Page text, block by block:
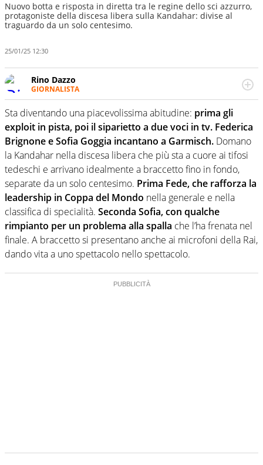
Nuovo botta e risposta in diretta tra le regine dello sci azzurro,
protagoniste della discesa libera sulla Kandahar: divise al
traguardo da un solo centesimo.
25/01/25 12:30
Rino Dazzo
GIORNALISTA
Se mai ci fosse modo di traslare il glossario del calcio in
una nicchia di esperti, lui ne farebbe parte. Non si perde
una svista arbitrale né gli umori social del mondo delle
curve
Sta diventando una piacevolissima abitudine: prima gli
exploit in pista, poi il siparietto a due voci in tv. Federica
Brignone e Sofia Goggia incantano a Garmisch. Domano
la Kandahar nella discesa libera che più sta a cuore ai tifosi
tedeschi e arrivano idealmente a braccetto fino in fondo,
separate da un solo centesimo. Prima Fede, che rafforza la
leadership in Coppa del Mondo nella generale e nella
classifica di specialità. Seconda Sofia, con qualche
rimpianto per un problema alla spalla che l’ha frenata nel
finale. A braccetto si presentano anche ai microfoni della Rai,
dando vita a uno spettacolo nello spettacolo.